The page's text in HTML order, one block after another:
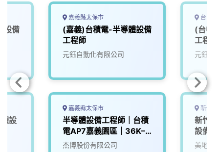
設備
設
嘉義縣太保市
(嘉義)台積電-半導體設備
工程師
元鈺自動化有限公司
嘉義縣太保市
半導體設備工程師｜台積
電AP7嘉義園區｜36K–
50K
杰博股份有限公司
台中
(台中-
工程師
元鈺自
新竹
新竹
設備
美地國